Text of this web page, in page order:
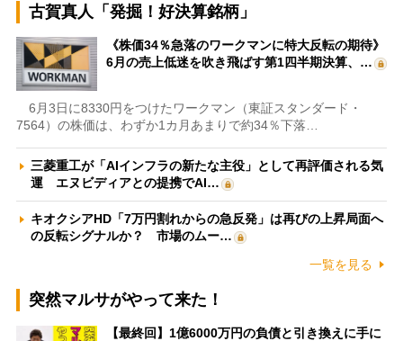
古賀真人「発掘！好決算銘柄」
《株価34％急落のワークマンに特大反転の期待》
6月の売上低迷を吹き飛ばす第1四半期決算、…
6月3日に8330円をつけたワークマン（東証スタンダード・
7564）の株価は、わずか1カ月あまりで約34％下落…
三菱重工が「AIインフラの新たな主役」として再評価される気
運 エヌビディアとの提携でAI…
キオクシアHD「7万円割れからの急反発」は再びの上昇局面へ
の反転シグナルか？ 市場のムー…
一覧を見る
突然マルサがやって来た！
【最終回】1億6000万円の負債と引き換えに手に